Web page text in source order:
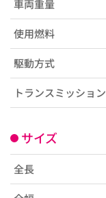
車両重量
使用燃料
駆動方式
トランスミッション
サイズ
全長